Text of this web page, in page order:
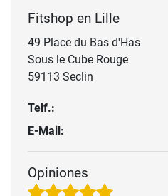
Fitshop en Lille
49 Place du Bas d'Has
Sous le Cube Rouge
59113 Seclin
Telf.:
E-Mail:
Opiniones